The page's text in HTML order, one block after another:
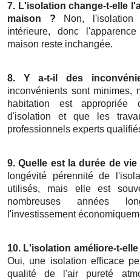
7. L'isolation change-t-elle
maison ? Non, l'isolation
intérieure, donc
maison reste inchangée.
8. Y a-t-il des
inconvénients sont minimes,
habitation est
d'isolation et que les
professionnels experts
9. Quelle est la durée de
longévité pérennité de
utilisés, mais elle est
nombreuses années
l'investissement
10. L'isolation améliore-t-
Oui, une isolation efficace
qualité de l'air pureté